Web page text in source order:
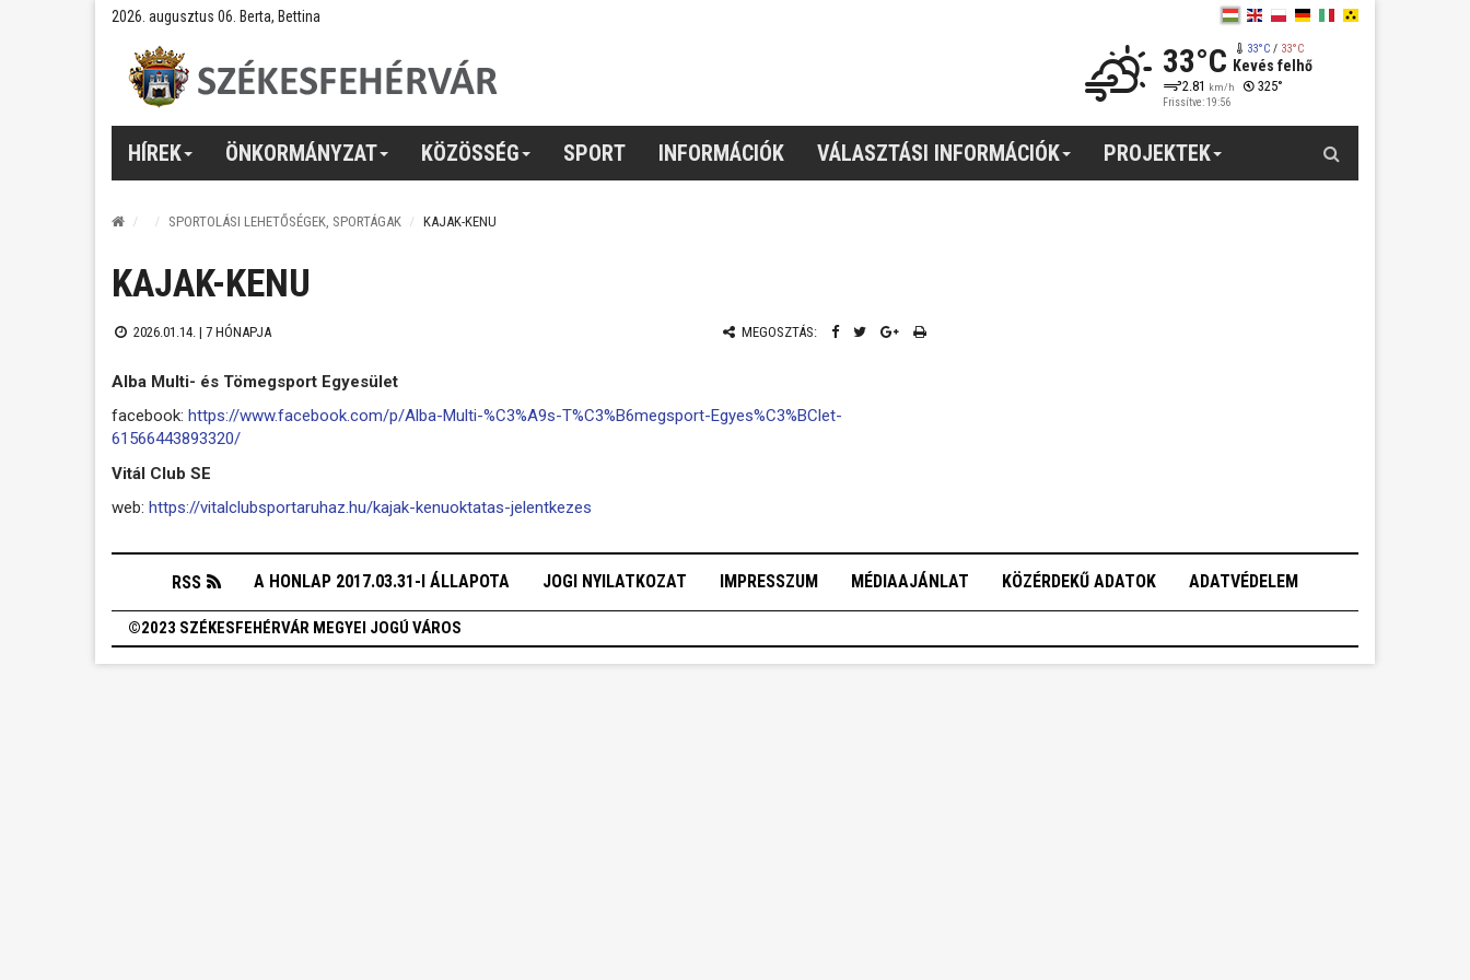
2026. augusztus 06. Berta, Bettina
33°C 33°C/ 33°C
Kevés felhő
2.81 km/h 325°
Frissítve: 19:56
HÍREK ÖNKORMÁNYZAT KÖZÖSSÉG SPORT INFORMÁCIÓK VÁLASZTÁSI INFORMÁCIÓK PROJEKTEK
SPORTOLÁSI LEHETŐSÉGEK, SPORTÁGAK KAJAK-KENU
KAJAK-KENU
2026.01.14. | 7 HÓNAPJA MEGOSZTÁS:
Alba Multi- és Tömegsport Egyesület
facebook: https://www.facebook.com/p/Alba-Multi-%C3%A9s-T%C3%B6megsport-Egyes%C3%BClet-
61566443893320/
Vitál Club SE
web: https://vitalclubsportaruhaz.hu/kajak-kenuoktatas-jelentkezes
RSS A HONLAP 2017.03.31-I ÁLLAPOTA JOGI NYILATKOZAT IMPRESSZUM MÉDIAAJÁNLAT KÖZÉRDEKŰ ADATOK ADATVÉDELEM
©2023 SZÉKESFEHÉRVÁR MEGYEI JOGÚ VÁROS